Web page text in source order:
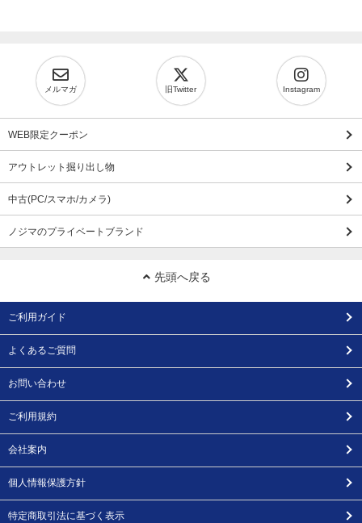
メルマガ 旧Twitter Instagram
WEB限定クーポン
アウトレット掘り出し物
中古(PC/スマホ/カメラ)
ノジマのプライベートブランド
先頭へ戻る
ご利用ガイド
よくあるご質問
お問い合わせ
ご利用規約
会社案内
個人情報保護方針
特定商取引法に基づく表示